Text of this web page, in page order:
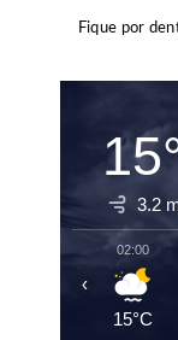
Fique por
3.2
02:00
15°C
‹